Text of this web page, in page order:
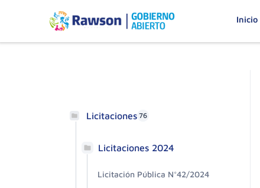
Inicio
Licitaciones 76
Licitaciones 2024
Licitación Pública N°42/2024